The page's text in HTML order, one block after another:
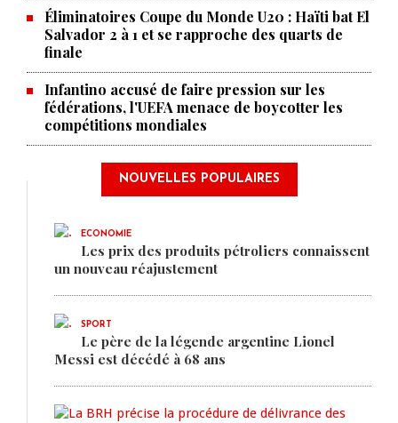
Éliminatoires Coupe du Monde U20 : Haïti bat El
Salvador 2 à 1 et se rapproche des quarts de
finale
Infantino accusé de faire pression sur les
fédérations, l'UEFA menace de boycotter les
compétitions mondiales
NOUVELLES POPULAIRES
ECONOMIE
Les prix des produits pétroliers connaissent
un nouveau réajustement
SPORT
Le père de la légende argentine Lionel
Messi est décédé à 68 ans